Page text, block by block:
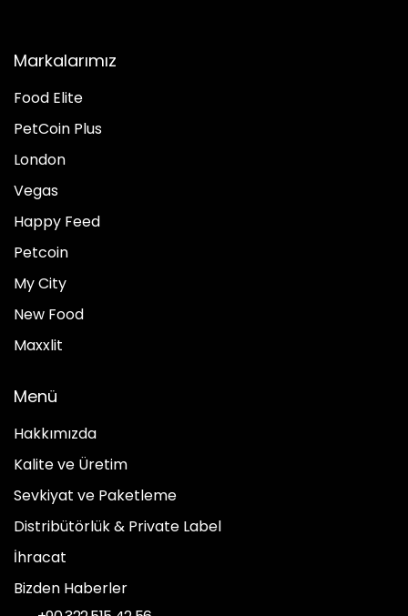
Markalarımız
Food Elite
PetCoin Plus
London
Vegas
Happy Feed
Petcoin
My City
New Food
Maxxlit
Menü
Hakkımızda
Kalite ve Üretim
Sevkiyat ve Paketleme
Distribütörlük & Private Label
İhracat
Bizden Haberler